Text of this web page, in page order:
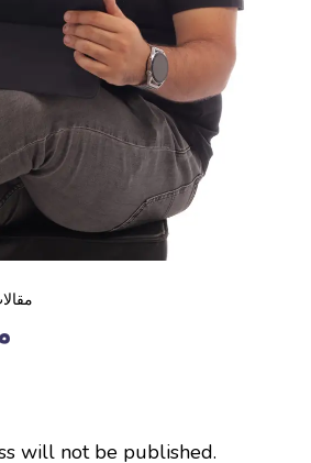
will not be published.